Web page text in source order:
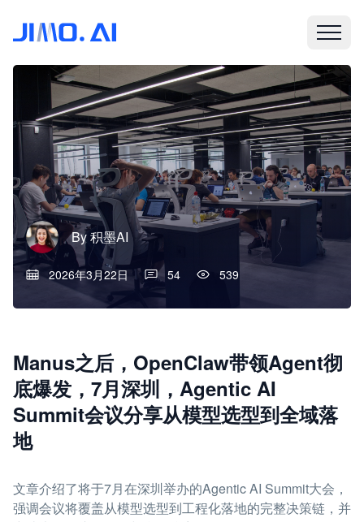
By积墨AI
2026年3月22日 54 539
Manus之后，OpenClaw带领Agent彻
底爆发，7月深圳，Agentic AI
Summit会议分享从模型选型到全域落
地
文章介绍了将于7月在深圳举办的Agentic AI Summit大会，
强调会议将覆盖从模型选型到工程化落地的完整决策链，并